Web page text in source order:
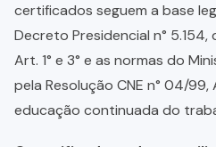
certificados seguem a base
Decreto Presidencial n°
Art. 1° e 3° e as normas do
pela Resolução CNE n° 04/99,
educação continuada do